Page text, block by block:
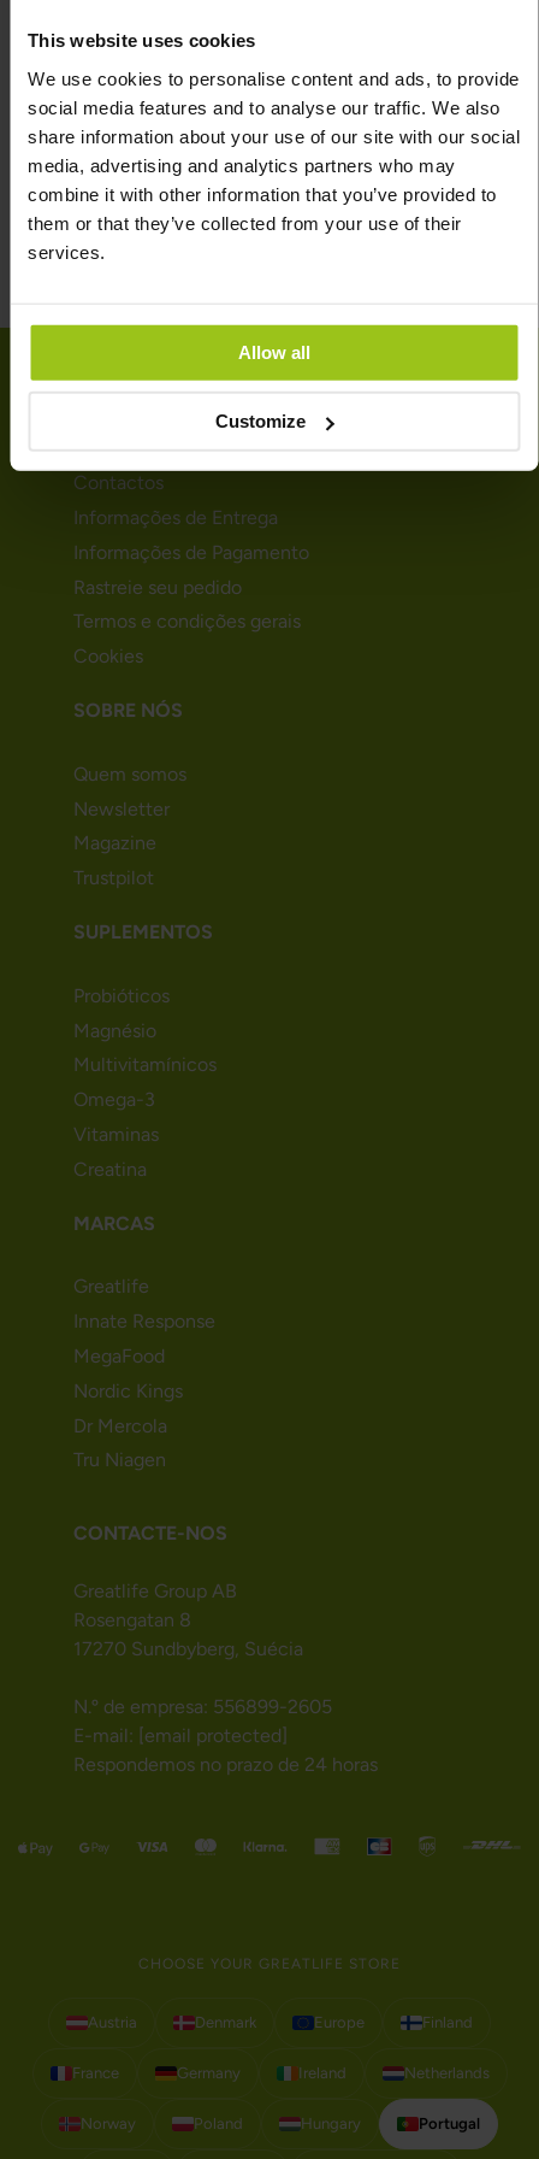
This website uses cookies
We use cookies to personalise content and ads, to provide
social media features and to analyse our traffic. We also
share information about your use of our site with our social
media, advertising and analytics partners who may
combine it with other information that you’ve provided to
them or that they’ve collected from your use of their
services.
Allow all
Customize
genéticas ou em dietas restritivas. Os sintomas de
deficiência podem incluir fraqueza muscular, fadiga e um
sistema imunológico enfraquecido. A deficiência
prolongada pode levar a problemas de saúde mais graves,
como anemia e doenças cardiovasculares.
Contactos
Informações de Entrega
Informações de Pagamento
Rastreie seu pedido
Termos e condições gerais
Cookies
SOBRE NÓS
Quem somos
Newsletter
Magazine
Trustpilot
SUPLEMENTOS
Probióticos
Magnésio
Multivitamínicos
Omega-3
Vitaminas
Creatina
MARCAS
Greatlife
Innate Response
MegaFood
Nordic Kings
Dr Mercola
Tru Niagen
CONTACTE-NOS
Greatlife Group AB
Rosengatan 8
17270 Sundbyberg, Suécia
N.º de empresa: 556899-2605
E-mail: [email protected]
Respondemos no prazo de 24 horas
CHOOSE YOUR GREATLIFE STORE
Austria Denmark Europe Finland
France Germany Ireland Netherlands
Norway Poland Hungary Portugal